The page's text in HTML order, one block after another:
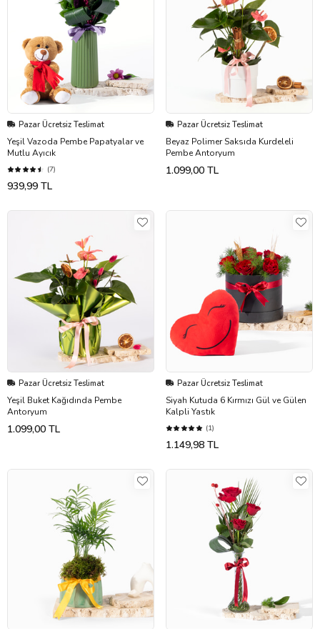
Pazar Ücretsiz Teslimat
Yeşil Vazoda Pembe Papatyalar ve
Mutlu Ayıcık
(7)
939,99 TL
Pazar Ücretsiz Teslimat
Beyaz Polimer Saksıda Kurdeleli
Pembe Antoryum
1.099,00 TL
Pazar Ücretsiz Teslimat
Yeşil Buket Kağıdında Pembe
Antoryum
1.099,00 TL
Pazar Ücretsiz Teslimat
Siyah Kutuda 6 Kırmızı Gül ve Gülen
Kalpli Yastık
(1)
1.149,98 TL